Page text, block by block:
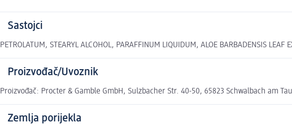
Sastojci
PETROLATUM, STEARYL ALCOHOL, PARAFFINUM LIQUIDUM, ALOE BARBADENSIS
Proizvođač/Uvoznik
Proizvođač: Procter & Gamble GmbH, Sulzbacher Str. 40-50, 65823 Schwalbach am
Zemlja porijekla